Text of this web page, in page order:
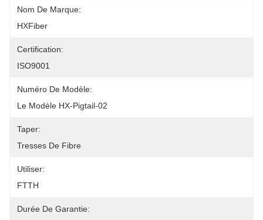
Nom De Marque:
HXFiber
Certification:
ISO9001
Numéro De Modèle:
Le Modèle HX-Pigtail-02
Taper:
Tresses De Fibre
Utiliser:
FTTH
Durée De Garantie: